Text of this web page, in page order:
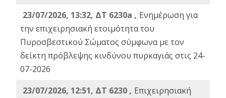
23/07/2026, 13:32, ΔΤ 6230a , Ενημέρωση για
την επιχειρησιακή ετοιμότητα του
Πυροσβεστικού Σώματος σύμφωνα με τον
δείκτη πρόβλεψης κινδύνου πυρκαγιάς στις 24-
07-2026
23/07/2026, 12:51, ΔΤ 6230 , Επιχειρησιακή